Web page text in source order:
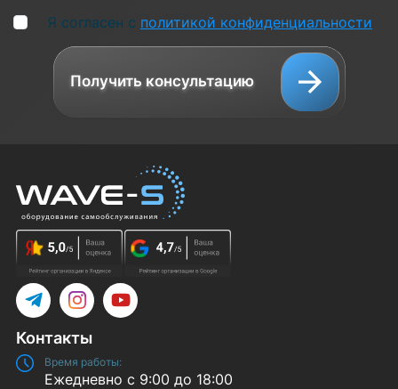
Я согласен с политикой конфиденциальности
Получить консультацию
TelegramInstagramYouTube
Контакты
Время работы:
Ежедневно с 9:00 до 18:00